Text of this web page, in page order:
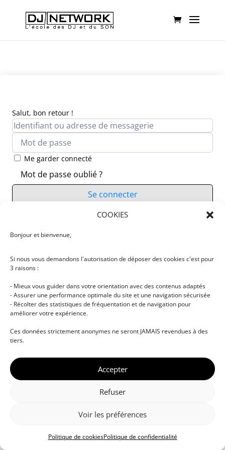
COOKIES
Bonjour et bienvenue,
Si nous vous demandons l'autorisation de déposer des cookies c'est pour
3 raisons :
- Mieux vous guider dans votre orientation avec des contenus adaptés
- Assurer une performance optimale du site et une navigation sécurisée
- Récolter des statistiques de fréquentation et de navigation pour
améliorer votre expérience.
Ces données strictement anonymes ne seront JAMAIS revendues à des
tiers.
Accepter
Refuser
Voir les préférences
Politique de cookiesPolitique de confidentialité
Salut, bon retour !
Me garder connecté
Mot de passe oublié ?
Se connecter
Vous n’avez pas de compte ?
musicale • Certifications professionnelles • Paris •